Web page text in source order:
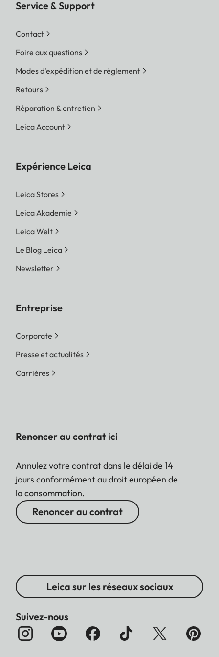
Service & Support
Contact
Foire aux questions
Modes d'expédition et de réglement
Retours
Réparation & entretien
Leica Account
Expérience Leica
Leica Stores
Leica Akademie
Leica Welt
Le Blog Leica
Newsletter
Entreprise
Corporate
Presse et actualités
Carrières
Renoncer au contrat ici
Annulez votre contrat dans le délai de 14
jours conformément au droit européen de
la consommation.
Renoncer au contrat
Leica sur les réseaux sociaux
Suivez-nous